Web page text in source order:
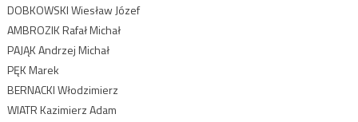
DOBKOWSKI Wiesław Józef
AMBROZIK Rafał Michał
PAJĄK Andrzej Michał
PĘK Marek
BERNACKI Włodzimierz
WIATR Kazimierz Adam